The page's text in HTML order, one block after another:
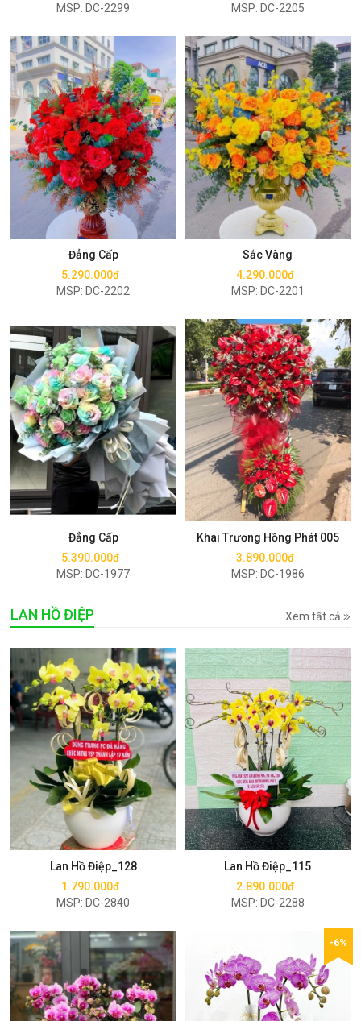
MSP: DC-2299 MSP: DC-2205
Đẳng Cấp
5.290.000đ
MSP: DC-2202
Mua ngay
Sắc Vàng
4.290.000đ
MSP: DC-2201
Mua ngay
Đẳng Cấp
5.390.000đ
MSP: DC-1977
Mua ngay
Khai Trương Hồng Phát 005
3.890.000đ
MSP: DC-1986
Mua ngay
LAN HỒ ĐIỆP Xem tất cả
Lan Hồ Điệp_128
1.790.000đ
MSP: DC-2840
Mua ngay
Lan Hồ Điệp_115
2.890.000đ
MSP: DC-2288
Mua ngay
-6%